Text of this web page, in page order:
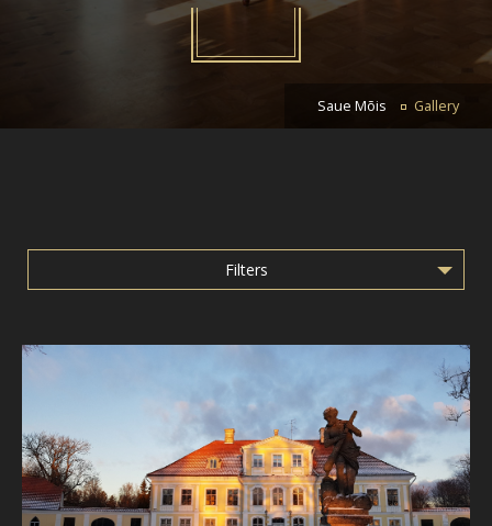
Saue Mõis Gallery
Filters